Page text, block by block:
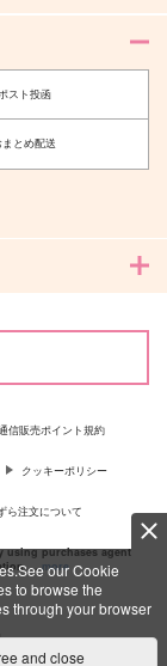
our Cookie
to browse the
through your browser
and close
サンプル
カート
スト投函
まとめ配送
信販売ポイント規約
クッキーポリシー
ら注文について
using purchases agent
…more